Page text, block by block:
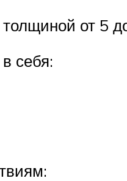
толщиной от 5
себя: